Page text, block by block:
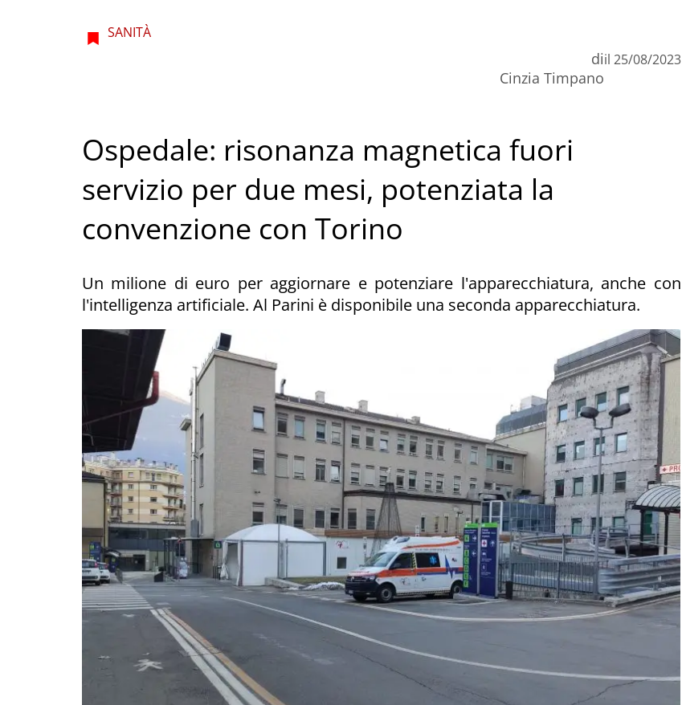
SANITÀ
di
Cinzia Timpano
il 25/08/2023
Ospedale: risonanza magnetica fuori
servizio per due mesi, potenziata la
convenzione con Torino
Un milione di euro per aggiornare e potenziare l'apparecchiatura, anche con
l'intelligenza artificiale. Al Parini è disponibile una seconda apparecchiatura.